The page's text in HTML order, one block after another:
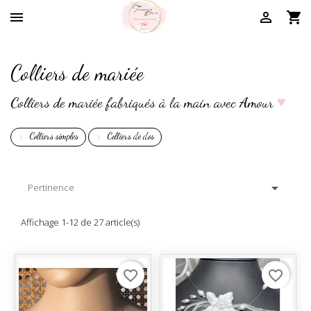
 

Colliers de mariée
Colliers de mariée fabriqués à la main avec Amour♥
 Colliers simples  Colliers de dos
Pertinence 
Affichage 1-12 de 27 article(s)
favorite_border favorite_border